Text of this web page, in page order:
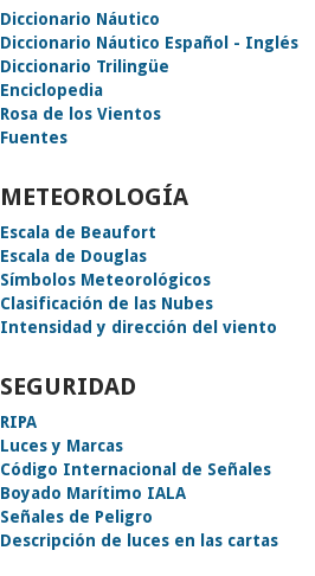
Diccionario Náutico
Diccionario Náutico Español - Inglés
Diccionario Trilingüe
Enciclopedia
Rosa de los Vientos
Fuentes
METEOROLOGÍA
Escala de Beaufort
Escala de Douglas
Símbolos Meteorológicos
Clasificación de las Nubes
Intensidad y dirección del viento
SEGURIDAD
RIPA
Luces y Marcas
Código Internacional de Señales
Boyado Marítimo IALA
Señales de Peligro
Descripción de luces en las cartas